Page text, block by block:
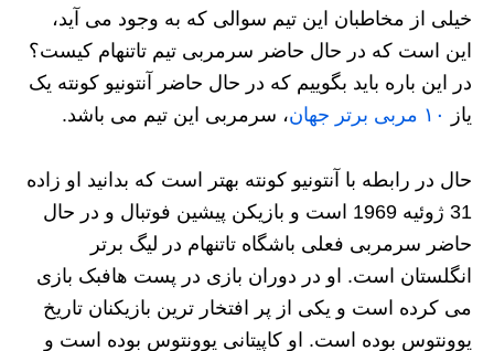
خیلی از مخاطبان این تیم سوالی که به وجود می آید،
این است که در حال حاضر سرمربی تیم تاتنهام کیست؟
در این باره باید بگوییم که در حال حاضر آنتونیو کونته یک
یاز
۱۰ مربی برتر جهان ، سرمربی این تیم می باشد.
حال در رابطه با آنتونیو کونته بهتر است که بدانید او زاده
31 ژوئیه 1969 است و بازیکن پیشین فوتبال و در حال
حاضر سرمربی فعلی باشگاه تاتنهام در لیگ برتر
انگلستان است. او در دوران بازی در پست هافبک بازی
می‌ کرده است و یکی از پر افتخار ترین بازیکنان تاریخ
یوونتوس بوده است. او کاپیتانی یوونتوس بوده است و